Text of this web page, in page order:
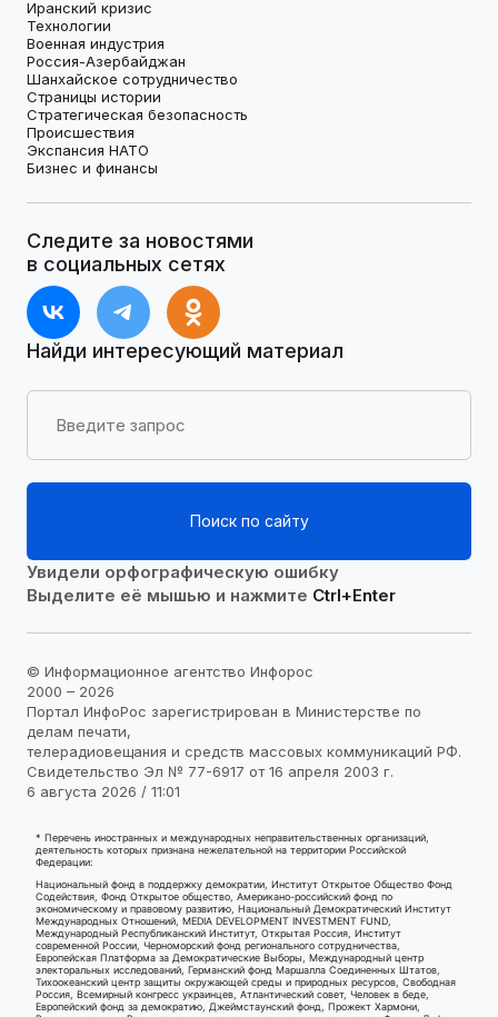
Иранский кризис
Технологии
Военная индустрия
Россия-Азербайджан
Шанхайское сотрудничество
Страницы истории
Стратегическая безопасность
Происшествия
Экспансия НАТО
Бизнес и финансы
Следите за новостями
в социальных сетях
Найди интересующий материал
Поиск по сайту
Увидели орфографическую ошибку
Выделите её мышью и нажмите Ctrl+Enter
© Информационное агентство Инфорос
2000 – 2026
Портал ИнфоРос зарегистрирован в Министерстве по
делам печати,
телерадиовещания и средств массовых коммуникаций РФ.
Свидетельство Эл № 77-6917 от 16 апреля 2003 г.
6 августа 2026 / 11:01